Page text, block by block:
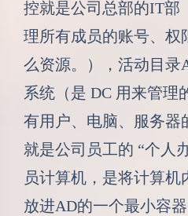
控就是公司总部的IT部
理所有成员的账号、权
么资源。），活动目录
系统（是 DC 用来管理
有用户、电脑、服务器
就是公司员工的 “个人
员计算机，是将计算
放进AD的一个最小容器